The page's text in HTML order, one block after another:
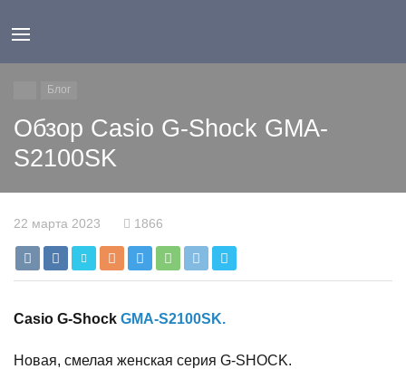
Блог
Обзор Casio G-Shock GMA-
S2100SK
22 марта 2023 1866
Casio G-Shock GMA-S2100SK.
Новая, смелая женская серия G-SHOCK.